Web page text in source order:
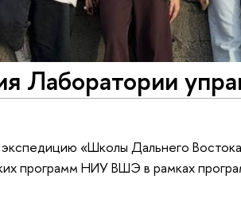
Лаборатории
«Школы Дальнего
программ НИУ ВШЭ в рамках